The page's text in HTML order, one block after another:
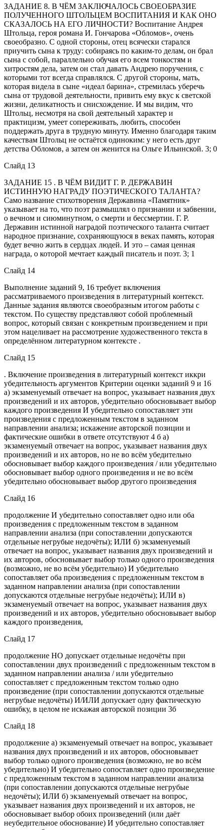
ЗАДАНИЕ 8. В ЧЁМ ЗАКЛЮЧАЛОСЬ СВОЕОБРАЗИЕ
ПОЛУЧЕННОГО ШТОЛЬЦЕМ ВОСПИТАНИЯ И КАК ОНО
СКАЗАЛОСЬ НА ЕГО ЛИЧНОСТИ? Воспитание Андрея
Штольца, героя романа И. Гончарова «Обломов», очень
своеобразно. С одной стороны, отец всячески старался
приучить сына к труду: собираясь по каким-то делам, он брал
сына с собой, параллельно обучая его всем тонкостям и
хитростям дела, затем он стал давать Андрею поручения, с
которыми тот всегда справлялся. С другой стороны, мать,
которая видела в сыне «идеал барина», стремилась уберечь
сына от трудовой деятельности, привить ему вкус к светской
жизни, деликатность и снисхождение. И мы видим, что
Штольц, несмотря на свой деятельный характер и
практицизм, умеет сопереживать, любить, способен
поддержать друга в трудную минуту. Именно благодаря таким
качествам Штольц не остаётся одиноким: у него есть друг
детства Обломов, а затем он женится на Ольге Ильинской. 3; 0
Слайд 13
ЗАДАНИЕ 15 . В ЧЁМ ВИДИТ Г. Р. ДЕРЖАВИН
ИСТИННУЮ НАГРАДУ ПОЭТИЧЕСКОГО ТАЛАНТА?
Само название стихотворения Державина «Памятник»
указывает на то, что поэт размышлял о признании и забвении,
о вечном и сиюминутном, о смерти и бессмертии. Г. Р.
Державин истинной наградой поэтического таланта считает
народное признание, сохраняющуюся в веках память, которая
будет вечно жить в сердцах людей. И это – самая ценная
награда, о которой мечтает каждый писатель и поэт. 3; 1
Слайд 14
Выполнение заданий 9, 16 требует включения
рассматриваемого произведения в литературный контекст.
Данные задания являются своеобразным итогом работы с
текстом. По существу представляют собой проблемный
вопрос, который связан с конкретным произведением и при
этом нацеливает на рассмотрение художественного текста в
определённом литературном контексте .
Слайд 15
. Включение произведения в литературный контекст иккри
убедительность аргументов Критерии оценки заданий 9 и 16
а) экзаменуемый отвечает на вопрос, указывает названия двух
произведений и их авторов, убедительно обосновывает выбор
каждого произведения И убедительно сопоставляет эти
произведения с предложенным текстом в заданном
направлении анализа; искажение авторской позиции и
фактические ошибки в ответе отсутствуют 4 б а)
экзаменуемый отвечает на вопрос, указывает названия двух
произведений и их авторов, но не во всём убедительно
обосновывает выбор каждого произведения / или убедительно
обосновывает выбор одного произведения и не во всём
убедительно обосновывает выбор другого произведения
Слайд 16
продолжение И убедительно сопоставляет одно или оба
произведения с предложенным текстом в заданном
направлении анализа (при сопоставлении допускаются
отдельные негрубые недочёты); ИЛИ б) экзаменуемый
отвечает на вопрос, указывает названия двух произведений и
их авторов, обосновывает выбор только одного произведения
(возможно, не во всём убедительно) И убедительно
сопоставляет оба произведения с предложенным текстом в
заданном направлении анализа (при сопоставлении
допускаются отдельные негрубые недочёты); ИЛИ в)
экзаменуемый отвечает на вопрос, указывает названия двух
произведений и их авторов, убедительно обосновывает выбор
каждого произведения,
Слайд 17
продолжение НО допускает отдельные недочёты при
сопоставлении двух произведений с предложенным текстом в
заданном направлении анализа / или убедительно
сопоставляет с предложенным текстом только одно
произведение (при сопоставлении допускаются отдельные
негрубые недочёты) И/ИЛИ допускает одну фактическую
ошибку, в целом не искажая авторской позиции 3б
Слайд 18
продолжение а) экзаменуемый отвечает на вопрос, указывает
названия двух произведений и их авторов, обосновывает
выбор только одного произведения (возможно, не во всём
убедительно) И убедительно сопоставляет одно произведение
с предложенным текстом в заданном направлении анализа
(при сопоставлении допускаются отдельные негрубые
недочёты); ИЛИ б) экзаменуемый отвечает на вопрос,
указывает названия двух произведений и их авторов, не
обосновывает выбор обоих произведений (или даёт
неубедительное обоснование) И убедительно сопоставляет